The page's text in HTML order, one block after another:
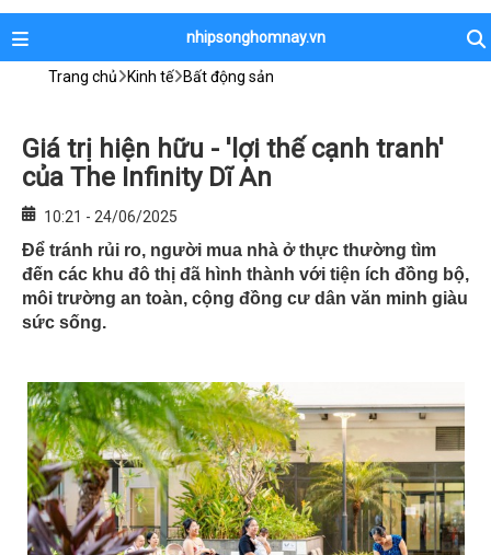
nhipsonghomnay.vn
Trang chủ Kinh tế Bất động sản
Giá trị hiện hữu - 'lợi thế cạnh tranh'
của The Infinity Dĩ An
10:21 - 24/06/2025
Để tránh rủi ro, người mua nhà ở thực thường tìm
đến các khu đô thị đã hình thành với tiện ích đồng bộ,
môi trường an toàn, cộng đồng cư dân văn minh giàu
sức sống.